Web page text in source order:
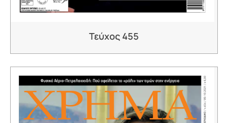
Τεύχος 455